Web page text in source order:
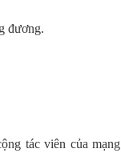
đương.
tác viên của mạng